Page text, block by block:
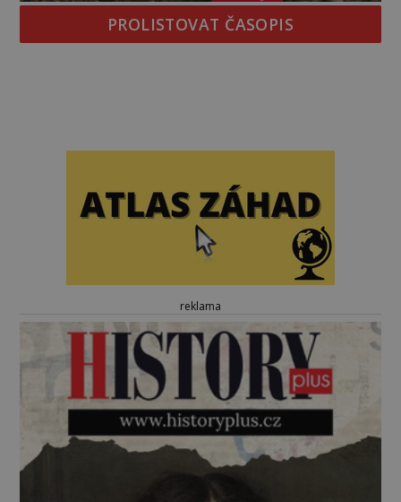
PROLISTOVAT ČASOPIS
reklama